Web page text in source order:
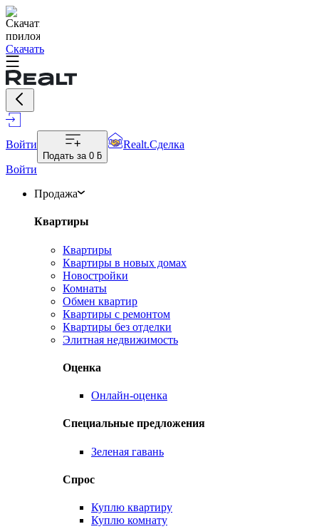
Скачать
Войти
Подать за 0 ƃ
Realt.Сделка
Войти
Продажа
Квартиры
Квартиры
Квартиры в новых домах
Новостройки
Комнаты
Обмен квартир
Квартиры с ремонтом
Квартиры без отделки
Элитная недвижимость
Оценка
Онлайн-оценка
Специальные предложения
Зеленая гавань
Спрос
Куплю квартиру
Куплю комнату